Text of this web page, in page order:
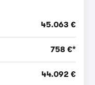
45.063 €
758 €*
44.092 €